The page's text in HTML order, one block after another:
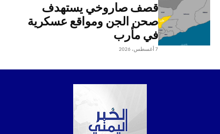
قصف صاروخي يستهدف
صحن الجن ومواقع عسكرية
في مأرب
7 أغسطس، 2026